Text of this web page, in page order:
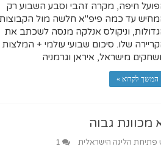
חיפה, מקרה זהבי וסבע השבוע רק
עד כמה פיפ"א חלשה מול הקבוצות
וניקולס אנלקה מנסה לשכתב את
שלו. סיכום שבועי עולמי +
מישראל, איראן וגרמניה
המשך לקרוא »
גבוה
פתיחת הליגה הישראלית 1